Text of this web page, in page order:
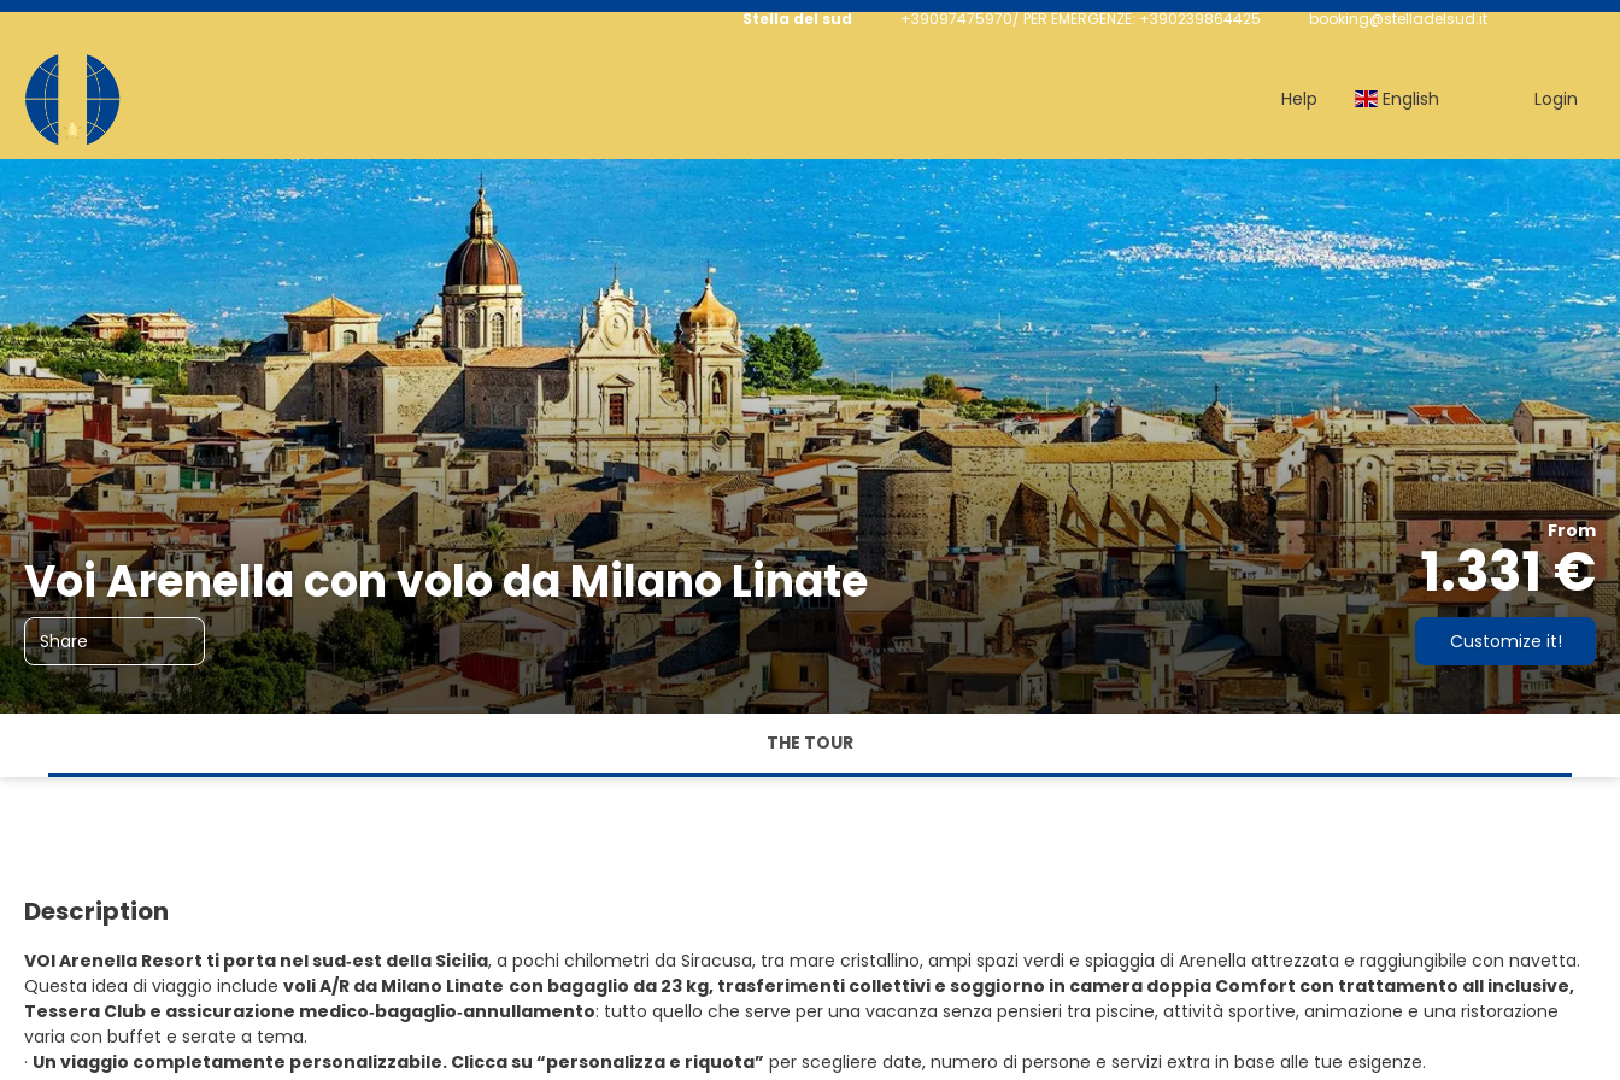
Stella del sud +39097475970/ PER EMERGENZE: +390239864425 booking@stelladelsud.it
Help English Login
Voi Arenella con volo da Milano Linate
From
1.331 €
Share Customize it!
THE TOUR
Description
VOI Arenella Resort ti porta nel sud‑est della Sicilia, a pochi chilometri da Siracusa, tra mare cristallino, ampi spazi verdi e spiaggia di Arenella attrezzata e raggiungibile con navetta.
Questa idea di viaggio include voli A/R da Milano Linate con bagaglio da 23 kg, trasferimenti collettivi e soggiorno in camera doppia Comfort con trattamento all inclusive,
Tessera Club e assicurazione medico‑bagaglio‑annullamento: tutto quello che serve per una vacanza senza pensieri tra piscine, attività sportive, animazione e una ristorazione
varia con buffet e serate a tema.
· Un viaggio completamente personalizzabile. Clicca su “personalizza e riquota” per scegliere date, numero di persone e servizi extra in base alle tue esigenze.